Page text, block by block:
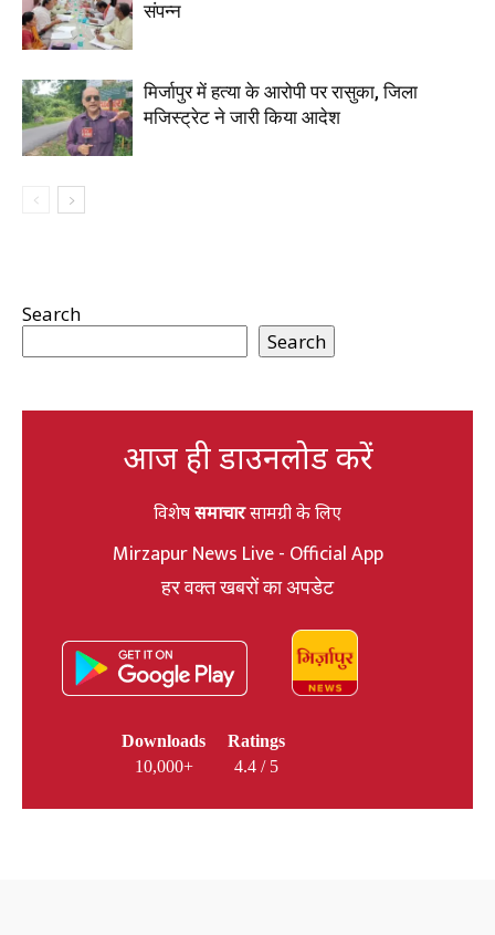
संपन्न
मिर्जापुर में हत्या के आरोपी पर रासुका, जिला
मजिस्ट्रेट ने जारी किया आदेश
Search
Search
आज ही डाउनलोड करें
विशेषसमाचारसामग्री के लिए
Mirzapur News Live - Official App
हर वक्त खबरों का अपडेट
Downloads
10,000+
Ratings
4.4 / 5